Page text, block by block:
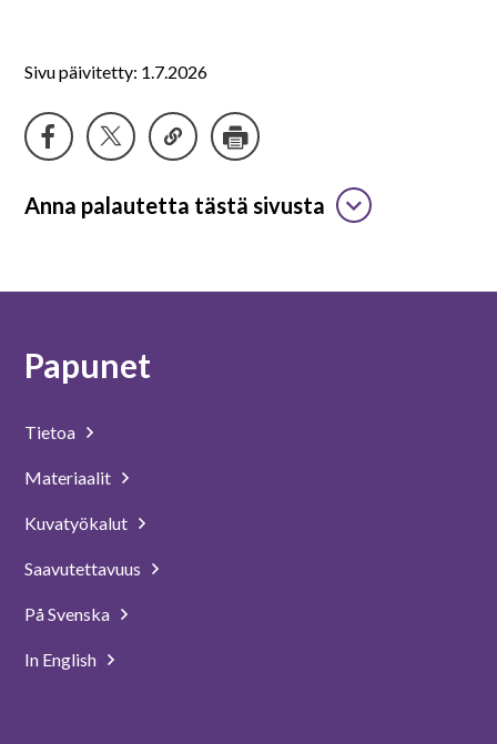
Sivu päivitetty: 1.7.2026
Anna palautetta tästä sivusta
Papunet
Tietoa
Materiaalit
Kuvatyökalut
Saavutettavuus
På Svenska
In English